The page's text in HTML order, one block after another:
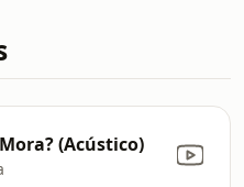
(Acústico)